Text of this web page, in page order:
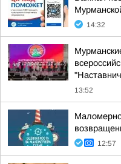
14:32
13:52
12:57